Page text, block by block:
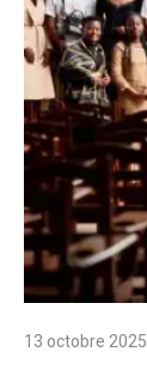
13 octobre 2025